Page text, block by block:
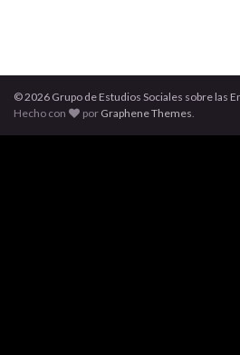
© 2026 Grupo de Estudios Sociales sobre las
Hecho con
por Graphene Themes